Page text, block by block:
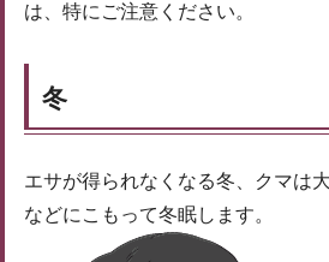
は、特にご注意ください。
冬
エサが得られなくなる冬、クマは
などにこもって冬眠します。